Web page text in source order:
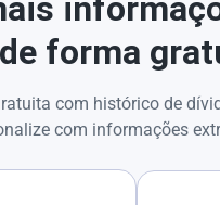
de forma
com histórico de
com informações